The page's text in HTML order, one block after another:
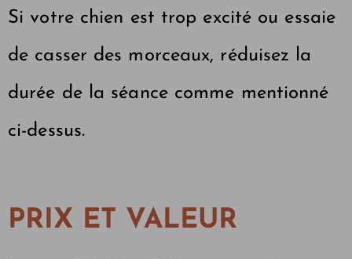
Si votre chien est trop excité ou essaie
de casser des morceaux, réduisez la
durée de la séance comme mentionné
ci-dessus.
PRIX ​​ET VALEUR